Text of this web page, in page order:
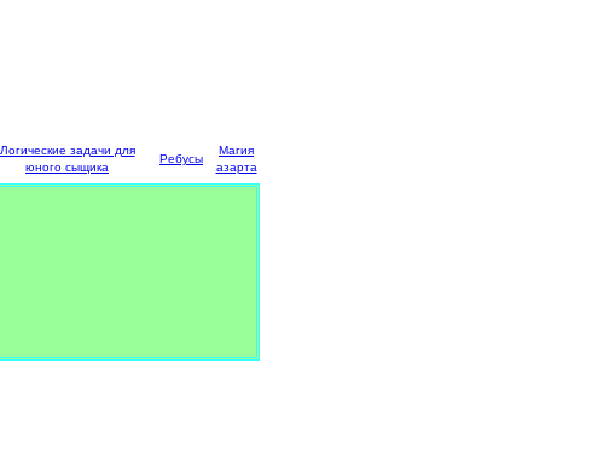
Логические задачи для
юного сыщика
Ребусы
Магия
азарта